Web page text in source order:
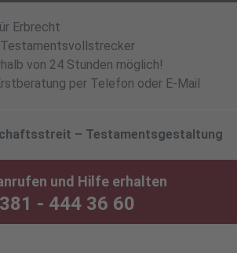
Erbrecht
von 24 Stunden möglich!
per Telefon oder E-Mail
– Testamentsgestaltung
und Hilfe erhalten
- 444 36 60